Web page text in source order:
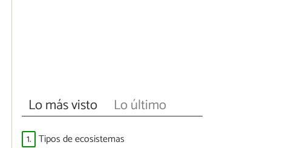
Lo más visto Lo último
1. Tipos de ecosistemas